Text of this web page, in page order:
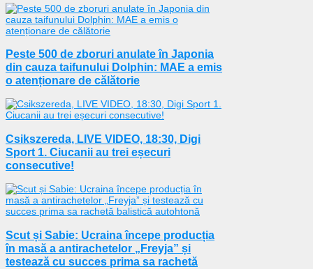
Peste 500 de zboruri anulate în Japonia
din cauza taifunului Dolphin: MAE a emis
o atenționare de călătorie
Csikszereda, LIVE VIDEO, 18:30, Digi
Sport 1. Ciucanii au trei eșecuri
consecutive!
Scut și Sabie: Ucraina începe producția
în masă a antirachetelor „Freyja” și
testează cu succes prima sa rachetă